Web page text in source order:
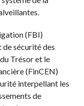
(FBI)
de sécurité des
Trésor et le
(FinCEN)
interpellant les
de